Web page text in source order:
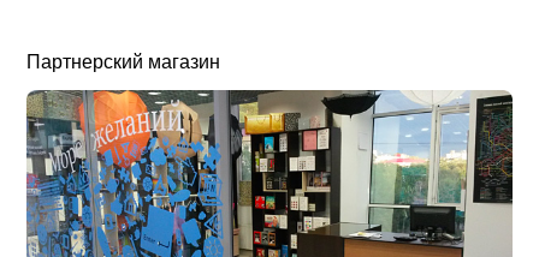
Партнерский магазин